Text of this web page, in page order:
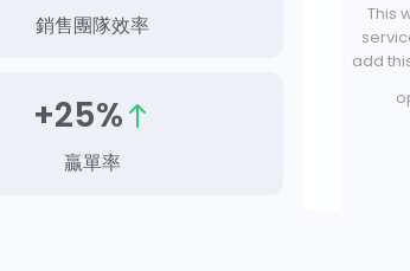
銷售團隊效率
+25%
贏單率
This
add